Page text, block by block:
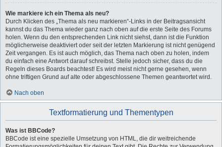
Wie markiere ich ein Thema als neu?
Durch Klicken des „Thema als neu markieren“-Links in der Beitragsansicht
kannst du das Thema wieder ganz nach oben auf die erste Seite des Forums
holen. Wenn du den entsprechenden Link nicht siehst, dann ist die Funktion
möglicherweise deaktiviert oder seit der letzten Markierung ist nicht genügend
Zeit vergangen. Es ist auch möglich, das Thema nach oben zu holen, indem
du einfach eine Antwort darauf schreibst. Stelle jedoch sicher, dass du die
Regeln dieses Boards beachtest! Es wird meist nicht gerne gesehen, wenn
ohne triftigen Grund auf alte oder abgeschlossene Themen geantwortet wird.
Nach oben
Textformatierung und Thementypen
Was ist BBCode?
BBCode ist eine spezielle Umsetzung von HTML, die dir weitreichende